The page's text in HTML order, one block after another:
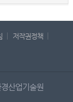
저작권정책
산업기술원